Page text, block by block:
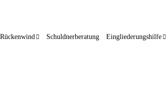
Rückenwind Schuldnerberatung Eingliederungshilfe